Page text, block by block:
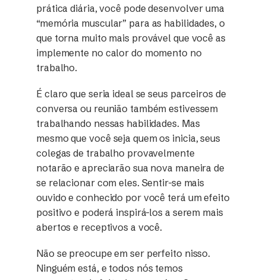
prática diária, você pode desenvolver uma
“memória muscular” para as habilidades, o
que torna muito mais provável que você as
implemente no calor do momento no
trabalho.
É claro que seria ideal se seus parceiros de
conversa ou reunião também estivessem
trabalhando nessas habilidades. Mas
mesmo que você seja quem os inicia, seus
colegas de trabalho provavelmente
notarão e apreciarão sua nova maneira de
se relacionar com eles. Sentir-se mais
ouvido e conhecido por você terá um efeito
positivo e poderá inspirá-los a serem mais
abertos e receptivos a você.
Não se preocupe em ser perfeito nisso.
Ninguém está, e todos nós temos